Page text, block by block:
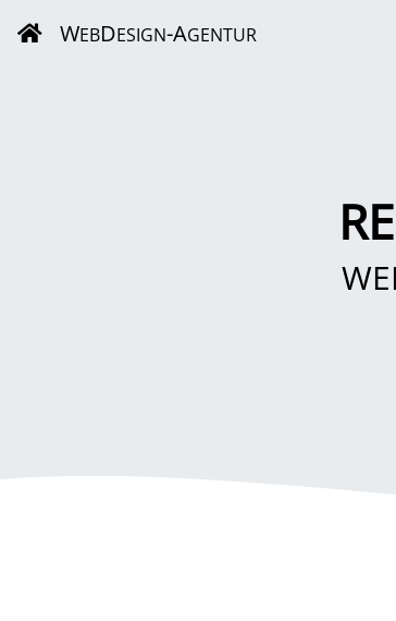
WEBDESIGN-AGENTUR